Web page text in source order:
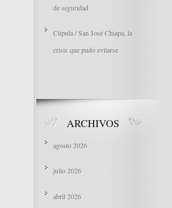
de seguridad.
Cúpula / San José Chiapa, la
crisis que pudo evitarse
ARCHIVOS
agosto 2026
julio 2026
abril 2026